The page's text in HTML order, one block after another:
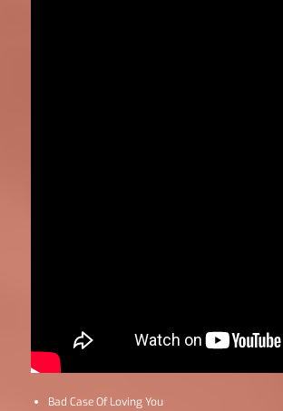
Bad Case Of Loving You